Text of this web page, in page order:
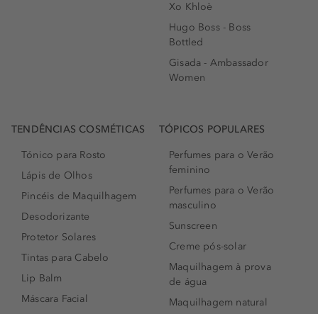
Xo Khloè
Hugo Boss - Boss
Bottled
Gisada - Ambassador
Women
TENDÊNCIAS COSMÉTICAS
Tónico para Rosto
Lápis de Olhos
Pincéis de Maquilhagem
Desodorizante
Protetor Solares
Tintas para Cabelo
Lip Balm
Máscara Facial
TÓPICOS POPULARES
Perfumes para o Verão
feminino
Perfumes para o Verão
masculino
Sunscreen
Creme pós-solar
Maquilhagem à prova
de água
Maquilhagem natural